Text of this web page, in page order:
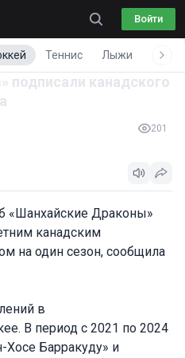
Войти
Теннис Лыжи
подписали канадского
201
«Шанхайские Драконы»
канадским
на один сезон, сообщила
в
В период с 2021 по 2024
Хосе Барракуду» и